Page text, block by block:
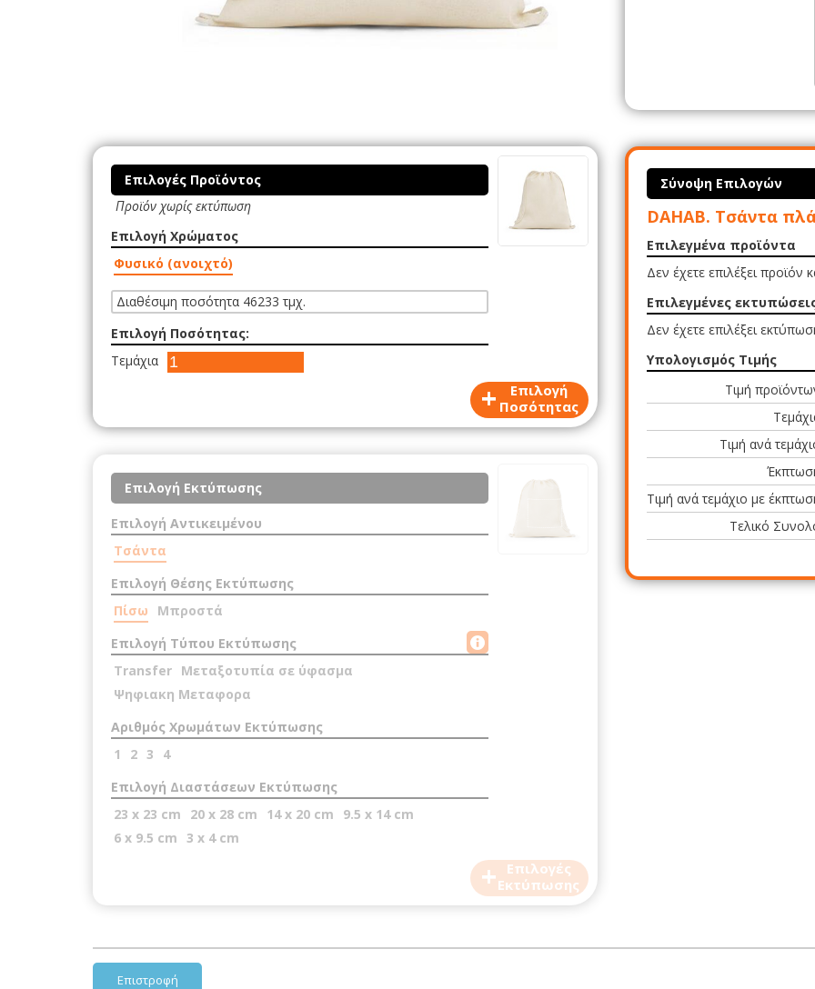
Επιλογές Προϊόντος
Προϊόν χωρίς εκτύπωση
+
Επιλογή
Ποσότητας
Επιλογή Χρώματος
Φυσικό (ανοιχτό)
Διαθέσιμη ποσότητα 46233 τμχ.
Επιλογή Ποσότητας:
Τεμάχια
+
Επιλογές
Εκτύπωσης
Επιλογή Εκτύπωσης
Επιλογή Αντικειμένου
Τσάντα
Επιλογή Θέσης Εκτύπωσης
Πίσω
Μπροστά
Επιλογή Τύπου Εκτύπωσης
Transfer Μεταξοτυπία σε ύφασμα
Ψηφιακη Μεταφορα
Αριθμός Χρωμάτων Εκτύπωσης
1
2 3
4
Επιλογή Διαστάσεων Εκτύπωσης
23 x 23 cm
20 x 28 cm 14 x 20 cm
9.5 x 14 cm
6 x 9.5 cm 3 x 4 cm
Σύνοψη Επιλογών
DAHAB. Τσάντα
Επιλεγμένα προϊόντα
Δεν έχετε επιλέξει προϊόν
Επιλεγμένες
Δεν έχετε επιλέξει
Υπολογισμός Τιμής
Τιμή
Τιμή ανά
Τιμή ανά τεμάχιο με
Τελικό
Επιστροφή